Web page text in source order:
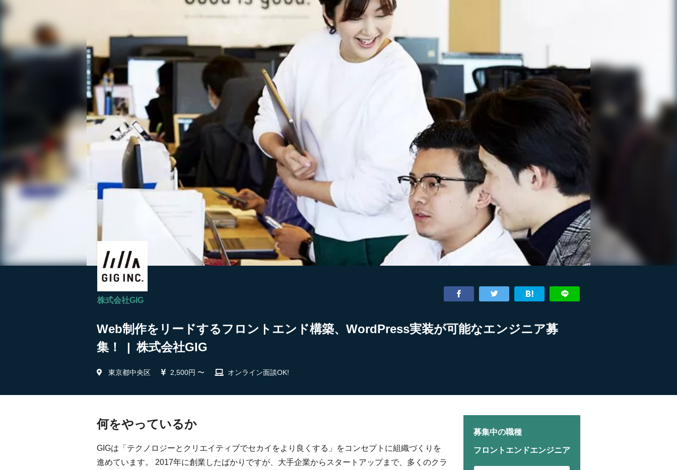
株式会社GIG
Web制作をリードするフロントエンド構築、WordPress実装が可能なエンジニア募
集！ | 株式会社GIG
東京都中央区 2,500円 〜 オンライン面談OK!
何をやっているか
GIGは「テクノロジーとクリエイティブでセカイをより良くする」をコンセプトに組織づくりを
進めています。 2017年に創業したばかりですが、大手企業からスタートアップまで、多くのクラ
募集中の職種
フロントエンドエンジニア